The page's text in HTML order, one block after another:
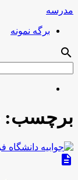
مدرسه
برگه نمونه
search
برچسب:
description